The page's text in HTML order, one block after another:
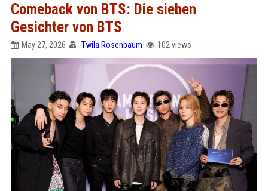
Comeback von BTS: Die sieben
Gesichter von BTS
May 27, 2026 Twila Rosenbaum 102 views